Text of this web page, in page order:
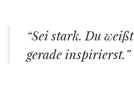
“Sei stark. Du
gerade inspirierst.”